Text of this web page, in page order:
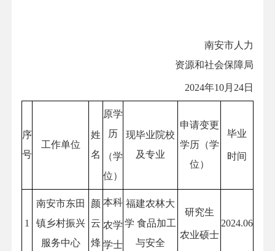
南安市人力
资源和社会保障局
2024年10月24日
序
号
工作单位
姓
名
原学
历
（学
位）
现毕业院校
及专业
申请变更
学历（学
位）
毕业
时间
1
南安市东田
镇乡村振兴
服务中心
颜
云
烽
本科
农学
学士
福建农林大
学 食品加工
与安全
研究生
农业硕士
2024.06